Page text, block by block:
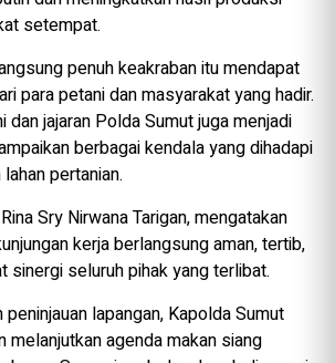
setempat.
penuh keakraban itu mendapat
para petani dan masyarakat yang hadir.
dan jajaran Polda Sumut juga menjadi
berbagai kendala yang dihadapi
pertanian.
Sry Nirwana Tarigan, mengatakan
kerja berlangsung aman, tertib,
sinergi seluruh pihak yang terlibat.
lapangan, Kapolda Sumut
melanjutkan agenda makan siang